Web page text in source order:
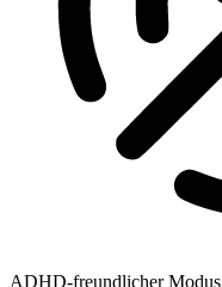
ADHD-freundlicher Modus